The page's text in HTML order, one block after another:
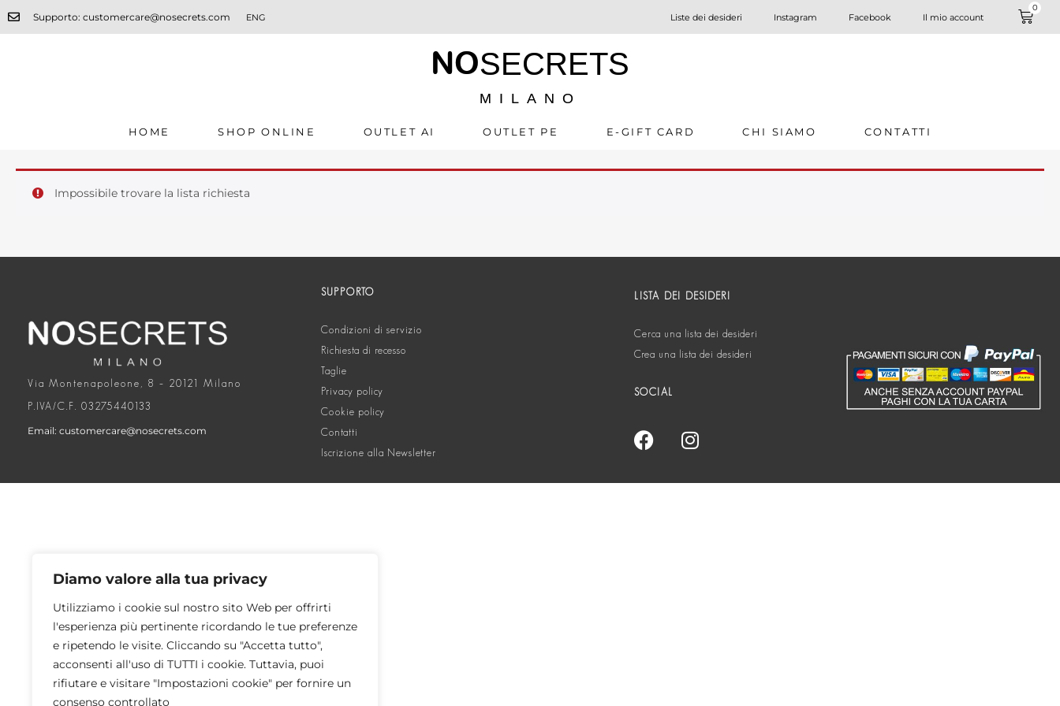
Diamo valore alla tua privacy
Utilizziamo i cookie sul nostro sito Web per offrirti
l'esperienza più pertinente ricordando le tue preferenze
e ripetendo le visite. Cliccando su "Accetta tutto",
acconsenti all'uso di TUTTI i cookie. Tuttavia, puoi
rifiutare e visitare "Impostazioni cookie" per fornire un
consenso controllato
Supporto: customercare@nosecrets.com ENG Liste dei desideri Instagram Facebook Il mio account
0
NOSECRETS
MILANO
HOME SHOP ONLINE OUTLET AI OUTLET PE E-GIFT CARD CHI SIAMO CONTATTI
Impossibile trovare la lista richiesta
Via Montenapoleone, 8 – 20121 Milano
P.IVA/C.F. 03275440133
Email: customercare@nosecrets.com
SUPPORTO
Condizioni di servizio
Richiesta di recesso
Taglie
Privacy policy
Cookie policy
Contatti
Iscrizione alla Newsletter
LISTA DEI DESIDERI
Cerca una lista dei desideri
Crea una lista dei desideri
SOCIAL